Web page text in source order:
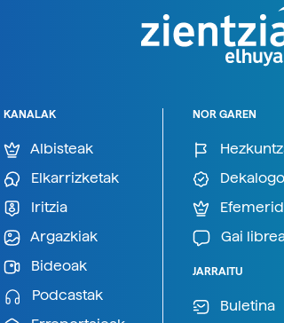
KANALAK
Albisteak
Elkarrizketak
Iritzia
Argazkiak
Bideoak
Podcastak
NOR GAREN
Gai
JARRAITU
Buletina